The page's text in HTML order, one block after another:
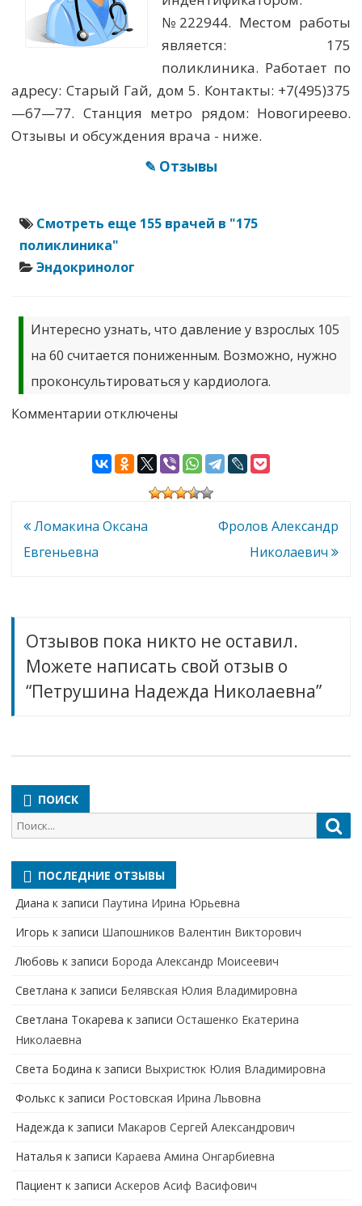
№222944. Местом работы
является: 175
поликлиника. Работает по
адресу: Старый Гай, дом 5. Контакты: +7(495)375
—67—77. Станция метро рядом: Новогиреево.
Отзывы и обсуждения врача - ниже.
✎ Отзывы
Смотреть еще 155 врачей в "175
поликлиника"
Эндокринолог
Интересно узнать, что давление у взрослых 105
на 60 считается пониженным. Возможно, нужно
проконсультироваться у кардиолога.
Комментарии к
Надежда
Николаевна
отключены
Навигация
по
Ломакина Оксана
Евгеньевна
Фролов Александр
Николаевич
Отзывов пока никто не оставил.
Можете написать свой отзыв о
“Петрушина Надежда Николаевна”
ПОИСК
Поиск
для:
ПОСЛЕДНИЕ ОТЗЫВЫ
Диана к записи Паутина Ирина Юрьевна
Игорь к записи Шапошников Валентин Викторович
Любовь к записи Борода Александр Моисеевич
Светлана к записи Белявская Юлия Владимировна
Cветлана Токарева к записи Осташенко Екатерина
Николаевна
Света Бодина к записи Выхристюк Юлия Владимировна
Фолькс к записи Ростовская Ирина Львовна
Надежда к записи Макаров Сергей Александрович
Наталья к записи Караева Амина Онгарбиевна
Пациент к записи Аскеров Асиф Васифович